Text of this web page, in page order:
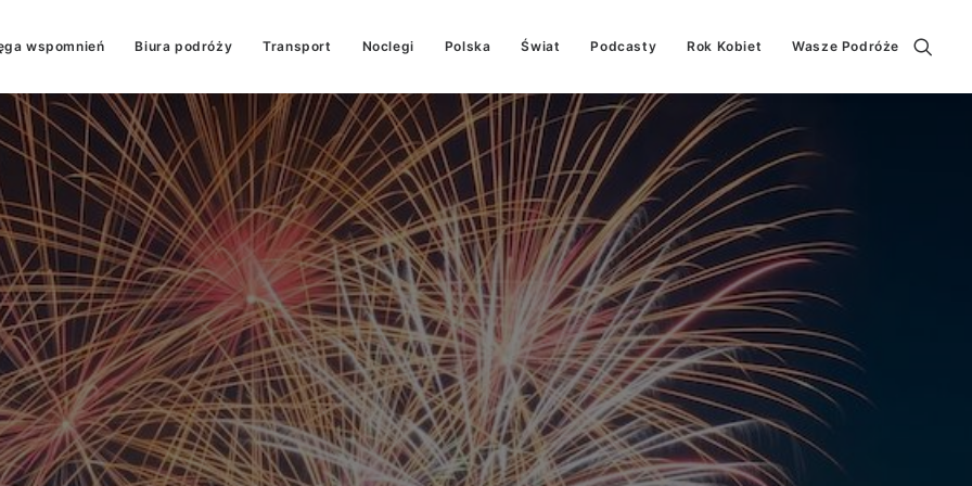
wspomnień Biura podróży Transport Noclegi Polska Świat Podcasty Rok Kobiet Wasze Podróże